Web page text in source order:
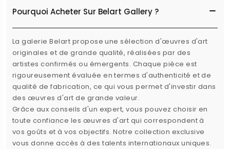
Pourquoi Acheter Sur Belart Gallery ?
La galerie Belart propose une sélection d'œuvres d'art
originales et de grande qualité, réalisées par des
artistes confirmés ou émergents. Chaque pièce est
rigoureusement évaluée en termes d'authenticité et de
qualité de fabrication, ce qui vous permet d'investir dans
des œuvres d'art de grande valeur.
Grâce aux conseils d'un expert, vous pouvez choisir en
toute confiance les œuvres d'art qui correspondent à
vos goûts et à vos objectifs. Notre collection exclusive
vous donne accès à des talents internationaux uniques.